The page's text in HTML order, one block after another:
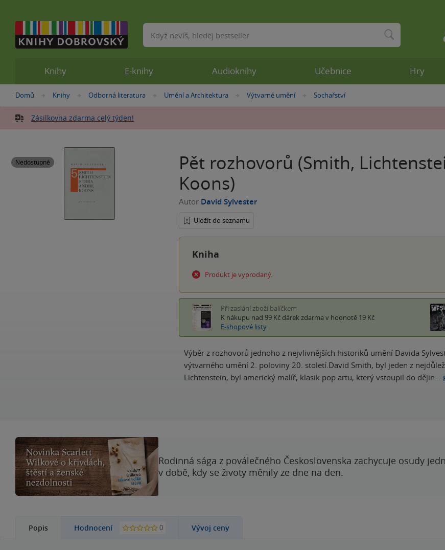
Nacházíte
zde:
Domů »
Knihy »
Odborná literatura »
Umění a Architektura »
Výtvarné umění »
Sochařství
Zásilkovna zdarma celý týden!
Nedostupné
Pět rozhovorů (Smith,
Koons)
Autor David Sylvester
Uložit do seznamu
Kniha
Produkt je vyprodaný.
Při zaslání zboží balíčkem
K nákupu nad 99 Kč dárek zdarma v hodnotě 19 Kč
E-shopové listy
Výběr z rozhovorů jednoho z nejvlivnějších historiků umění Davida
výtvarného umění 2. poloviny 20. století.David Smith, byl jeden z
Lichtenstein, byl americký malíř, klasik pop artu, který vstoupil do dějin…
Rodinná sága z poválečného Československa zachycuje osudy
v době, kdy se životy měnily ze dne na den.
Popis Hodnocení 0 Vývoj ceny
Knihy E-knihy Audioknihy Učebnice Hry
Vyhledávání